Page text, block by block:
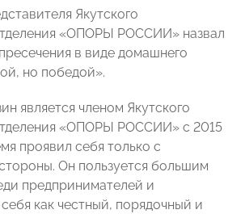
Якутского
«ОПОРЫ РОССИИ» назвал
в виде домашнего
но победой».
является членом Якутского
«ОПОРЫ РОССИИ» с 2015
проявил себя только с
Он пользуется большим
предпринимателей и
как честный, порядочный и